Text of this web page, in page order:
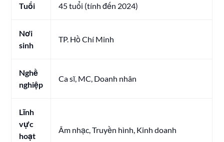
Tuổi 45 tuổi (tính đến 2024)
Nơi
sinh
TP. Hồ Chí Minh
Nghề
nghiệp
Ca sĩ, MC, Doanh nhân
Lĩnh
vực
hoạt
Âm nhạc, Truyền hình, Kinh doanh